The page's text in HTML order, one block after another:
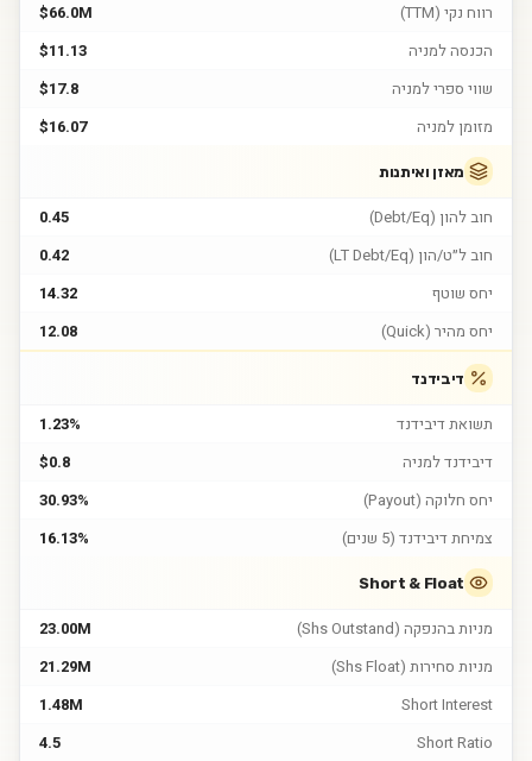
רווח נקי (TTM)
$66.0M
הכנסה למניה
$11.13
שווי ספרי למניה
$17.8
מזומן למניה
$16.07
מאזן ואיתנות
חוב להון (Debt/Eq)
0.45
חוב ל״ט/הון (LT Debt/Eq)
0.42
יחס שוטף
14.32
יחס מהיר (Quick)
12.08
דיבידנד
תשואת דיבידנד
1.23%
דיבידנד למניה
$0.8
יחס חלוקה (Payout)
30.93%
צמיחת דיבידנד (5 שנים)
16.13%
Short & Float
מניות בהנפקה (Shs Outstand)
23.00M
מניות סחירות (Shs Float)
21.29M
Short Interest
1.48M
Short Ratio
4.5